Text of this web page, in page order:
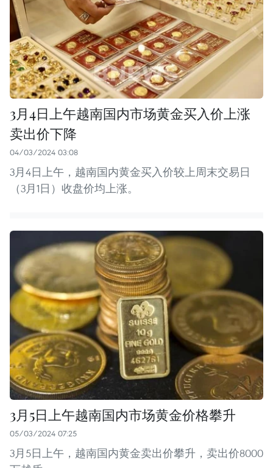
3月4日上午越南国内市场黄金买入价上涨
卖出价下降
04/03/2024 03:08
3月4日上午，越南国内黄金买入价较上周末交易日
（3月1日）收盘价均上涨。
3月5日上午越南国内市场黄金价格攀升
05/03/2024 07:25
3月5日上午，越南国内黄金卖出价攀升，卖出价8000